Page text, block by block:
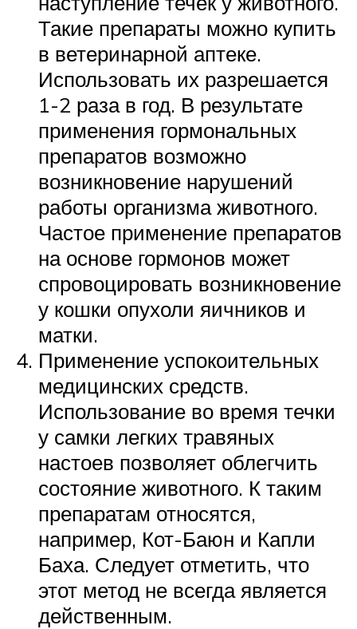
Такие препараты можно купить
в ветеринарной аптеке.
Использовать их разрешается
1-2 раза в год. В результате
применения гормональных
препаратов возможно
возникновение нарушений
работы организма животного.
Частое применение препаратов
на основе гормонов может
спровоцировать возникновение
у кошки опухоли яичников и
матки.
Применение успокоительных
медицинских средств.
Использование во время течки
у самки легких травяных
настоев позволяет облегчить
состояние животного. К таким
препаратам относятся,
например, Кот-Баюн и Капли
Баха. Следует отметить, что
этот метод не всегда является
действенным.